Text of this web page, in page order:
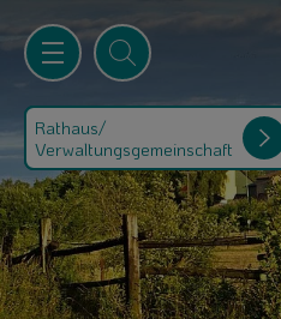
Rathaus/
Verwaltungsgemeinschaft